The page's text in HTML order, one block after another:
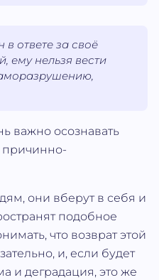
в ответе за своё
ему нельзя вести
важно осознавать
причинно-
они вберут в себя и
подобное
что возврат этой
и, если будет
и деградация, это же